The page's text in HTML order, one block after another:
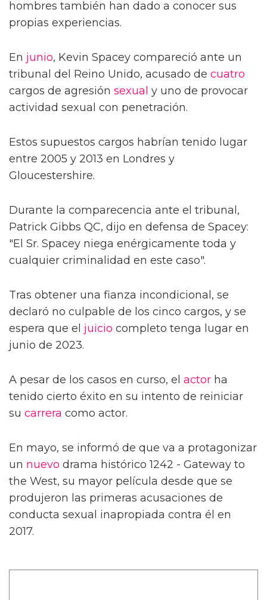
hombres también han dado a conocer sus
propias experiencias.
En junio, Kevin Spacey compareció ante un
tribunal del Reino Unido, acusado de cuatro
cargos de agresión sexual y uno de provocar
actividad sexual con penetración.
Estos supuestos cargos habrían tenido lugar
entre 2005 y 2013 en Londres y
Gloucestershire.
Durante la comparecencia ante el tribunal,
Patrick Gibbs QC, dijo en defensa de Spacey:
"El Sr. Spacey niega enérgicamente toda y
cualquier criminalidad en este caso".
Tras obtener una fianza incondicional, se
declaró no culpable de los cinco cargos, y se
espera que el juicio completo tenga lugar en
junio de 2023.
A pesar de los casos en curso, el actor ha
tenido cierto éxito en su intento de reiniciar
su carrera como actor.
En mayo, se informó de que va a protagonizar
un nuevo drama histórico 1242 - Gateway to
the West, su mayor película desde que se
produjeron las primeras acusaciones de
conducta sexual inapropiada contra él en
2017.